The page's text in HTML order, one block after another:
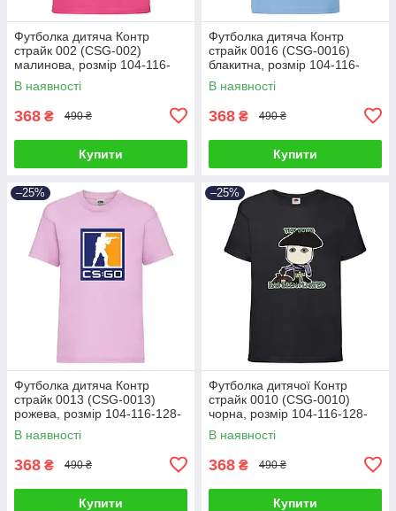
Футболка дитяча Контр
страйк 002 (CSG-002)
малинова, розмір 104-116-
128-140-152-164
В наявності
368 ₴ 490 ₴
Купити
Футболка дитяча Контр
страйк 0016 (CSG-0016)
блакитна, розмір 104-116-
128-140-152-164
В наявності
368 ₴ 490 ₴
Купити
–25%
Футболка дитяча Контр
страйк 0013 (CSG-0013)
рожева, розмір 104-116-128-
140-152-164
В наявності
368 ₴ 490 ₴
Купити
–25%
Футболка дитячої Контр
страйк 0010 (CSG-0010)
чорна, розмір 104-116-128-
140-152-164
В наявності
368 ₴ 490 ₴
Купити